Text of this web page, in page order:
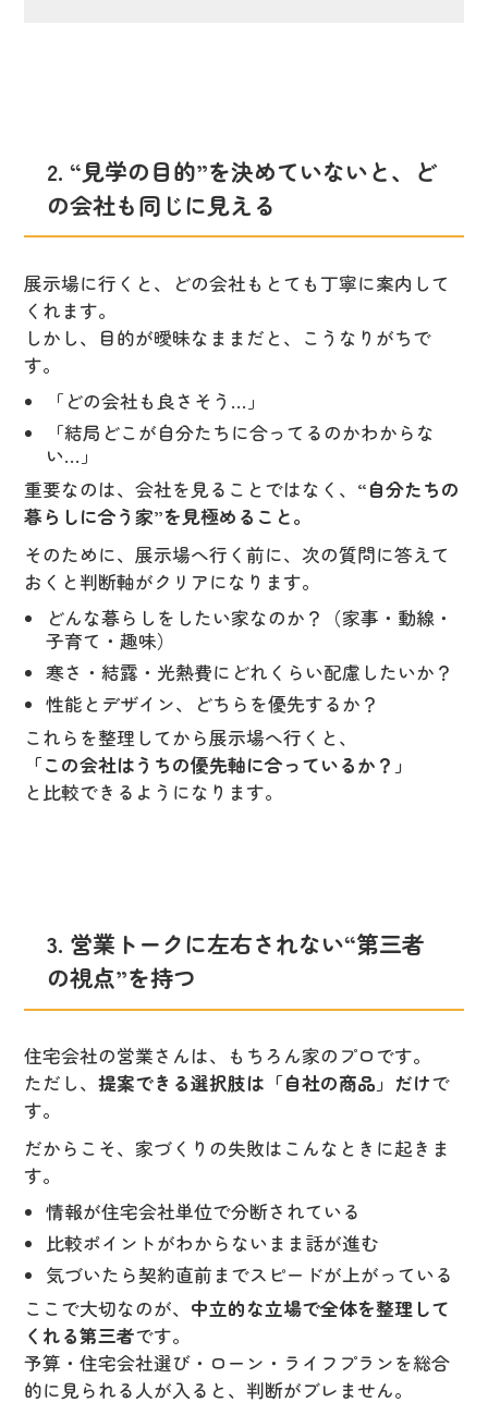
2. “見学の目的”を決めていないと、ど
の会社も同じに見える
展示場に行くと、どの会社もとても丁寧に案内して
くれます。
しかし、目的が曖昧なままだと、こうなりがちで
す。
「どの会社も良さそう…」
「結局どこが自分たちに合ってるのかわからな
い…」
重要なのは、会社を見ることではなく、 “自分たちの
暮らしに合う家”を見極めること。
そのために、展示場へ行く前に、次の質問に答えて
おくと判断軸がクリアになります。
どんな暮らしをしたい家なのか？（家事・動線・
子育て・趣味）
寒さ・結露・光熱費にどれくらい配慮したいか？
性能とデザイン、どちらを優先するか？
これらを整理してから展示場へ行くと、
「この会社はうちの優先軸に合っているか？」
と比較できるようになります。
3. 営業トークに左右されない“第三者
の視点”を持つ
住宅会社の営業さんは、もちろん家のプロです。
ただし、 提案できる選択肢は「自社の商品」だけで
す。
だからこそ、家づくりの失敗はこんなときに起きま
す。
情報が住宅会社単位で分断されている
比較ポイントがわからないまま話が進む
気づいたら契約直前までスピードが上がっている
ここで大切なのが、 中立的な立場で全体を整理して
くれる第三者です。
予算・住宅会社選び・ローン・ライフプランを総合
的に見られる人が入ると、判断がブレません。